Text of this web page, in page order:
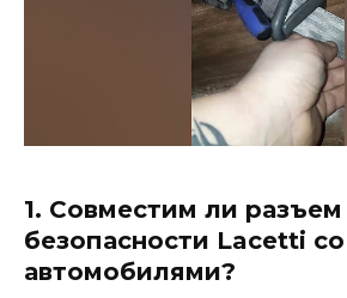
1. Совместим ли
безопасности Lacetti
автомобилями?